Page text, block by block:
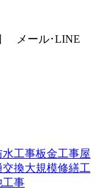
メール･LINE
水工事板金工事屋
交換大規模修繕工
工事